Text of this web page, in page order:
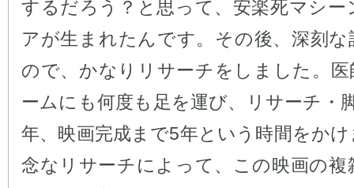
するだろう？と思って、安楽死マシー
アが生まれたんです。その後、深刻な
ので、かなりリサーチをしました。医
ームにも何度も足を運び、リサーチ・
年、映画完成まで5年という時間をか
念なリサーチによって、この映画の複